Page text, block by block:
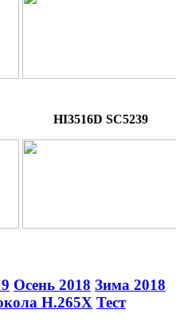
HI3516D SC5239
Осень 2018 Зима 2018
H.265X Тест